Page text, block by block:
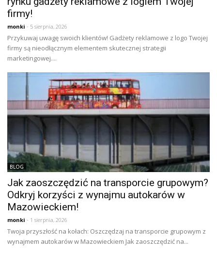
firmy!
monki - 5 sierpnia, 2026
Przykuwaj uwagę swoich klientów! Gadżety reklamowe z logo Twojej
firmy są nieodłącznym elementem skutecznej strategii
marketingowej....
BLOG
Jak zaoszczędzić na transporcie grupowym?
Odkryj korzyści z wynajmu autokarów w
Mazowieckiem!
monki - 1 sierpnia, 2026
Twoja przyszłość na kołach: Oszczędzaj na transporcie grupowym z
wynajmem autokarów w Mazowieckiem Jak zaoszczędzić na...